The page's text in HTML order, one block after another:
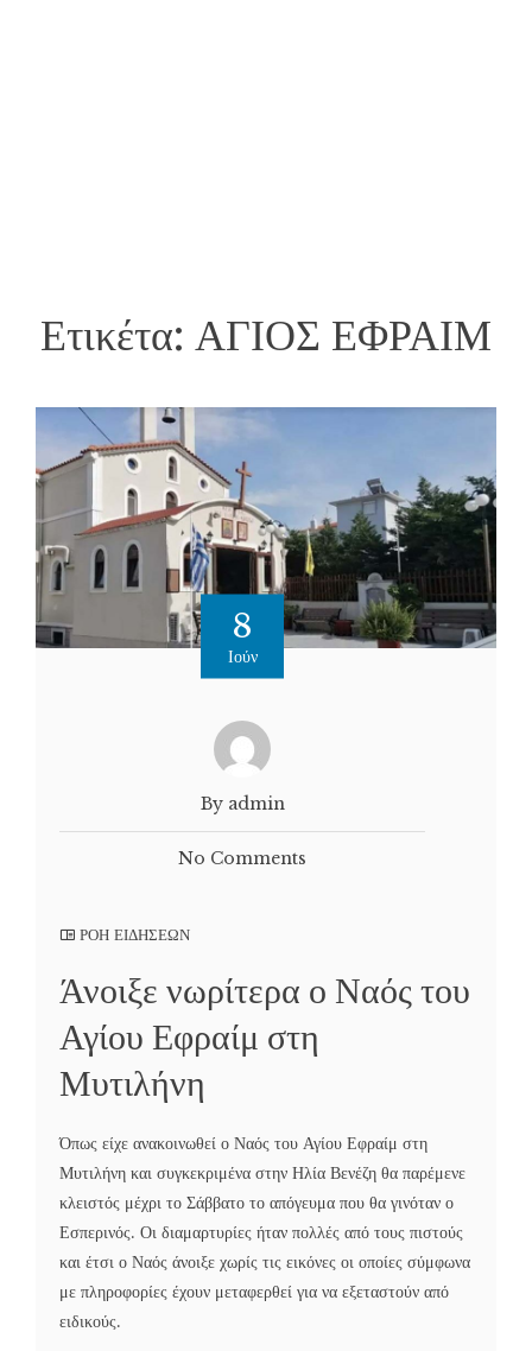
Ετικέτα: ΑΓΙΟΣ ΕΦΡΑΙΜ
8
Ιούν
By admin
No Comments
ΡΟΗ ΕΙΔΗΣΕΩΝ
Άνοιξε νωρίτερα ο Ναός του
Αγίου Εφραίμ στη
Μυτιλήνη
Όπως είχε ανακοινωθεί ο Ναός του Αγίου Εφραίμ στη
Μυτιλήνη και συγκεκριμένα στην Ηλία Βενέζη θα παρέμενε
κλειστός μέχρι το Σάββατο το απόγευμα που θα γινόταν ο
Εσπερινός. Οι διαμαρτυρίες ήταν πολλές από τους πιστούς
και έτσι ο Ναός άνοιξε χωρίς τις εικόνες οι οποίες σύμφωνα
με πληροφορίες έχουν μεταφερθεί για να εξεταστούν από
ειδικούς.